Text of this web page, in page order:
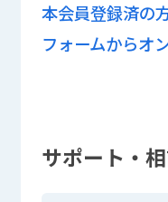
本会員登録済の
フォームからオ
サポート・